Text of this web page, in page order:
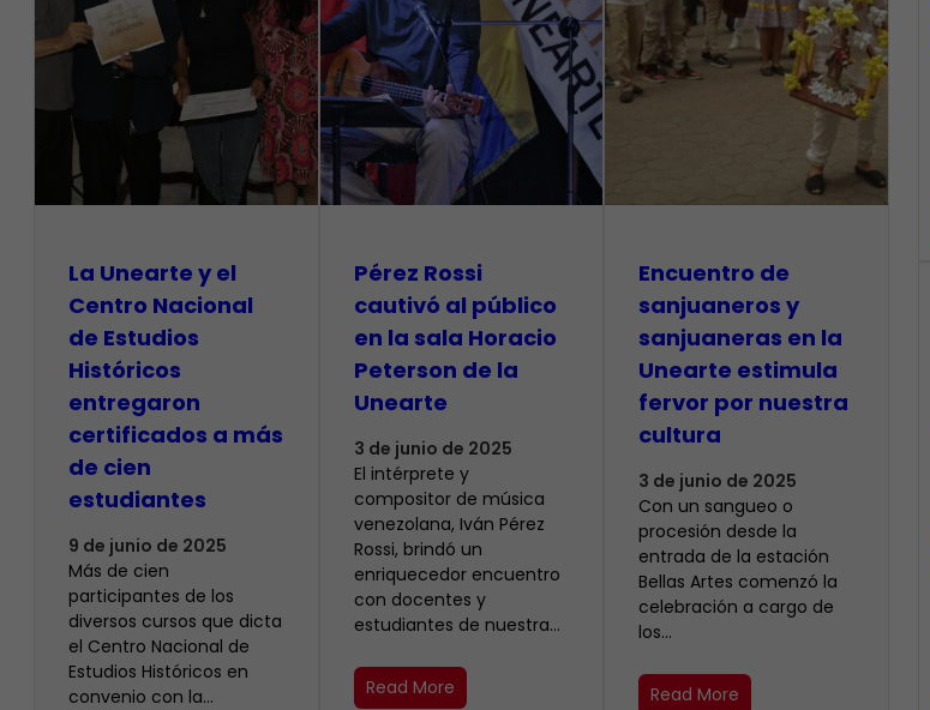
La Unearte y el
Centro Nacional
de Estudios
Históricos
entregaron
certificados a más
de cien
estudiantes
9 de junio de 2025
Más de cien
participantes de los
diversos cursos que dicta
el Centro Nacional de
Estudios Históricos en
convenio con la…
Pérez Rossi
cautivó al público
en la sala Horacio
Peterson de la
Unearte
3 de junio de 2025
El intérprete y
compositor de música
venezolana, Iván Pérez
Rossi, brindó un
enriquecedor encuentro
con docentes y
estudiantes de nuestra…
Read More
Encuentro de
sanjuaneros y
sanjuaneras en la
Unearte estimula
fervor por nuestra
cultura
3 de junio de 2025
Con un sangueo o
procesión desde la
entrada de la estación
Bellas Artes comenzó la
celebración a cargo de
los…
Read More